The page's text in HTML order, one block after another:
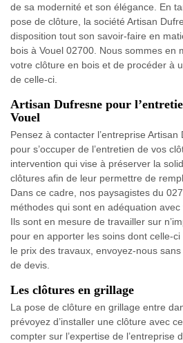
de sa modernité et son élégance. En
pose de clôture, la société Artisan
disposition tout son savoir-faire en
bois à Vouel 02700. Nous sommes en
votre clôture en bois et de procéder à
de celle-ci.
Artisan Dufresne pour
Vouel
Pensez à contacter l’entreprise
pour s’occuper de l’entretien de vos
intervention qui vise à préserver la
clôtures afin de leur permettre de
Dans ce cadre, nos paysagistes du
méthodes qui sont en adéquation
Ils sont en mesure de travailler sur
pour en apporter les soins dont celle-
le prix des travaux, envoyez-nous
de devis.
Les clôtures en grillage
La pose de clôture en grillage entre
prévoyez d’installer une clôture avec
compter sur l’expertise de l’entreprise